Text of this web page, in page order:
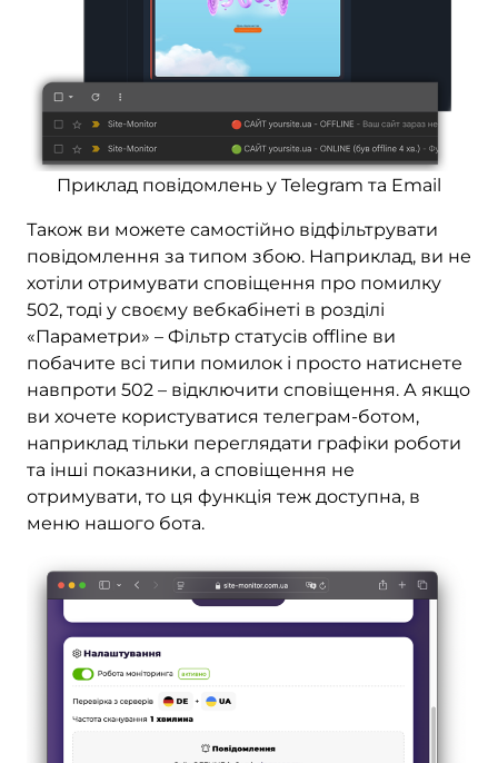
Приклад повідомлень у Telegram та Email
Також ви можете самостійно відфільтрувати
повідомлення за типом збою. Наприклад, ви не
хотіли отримувати сповіщення про помилку
502, тоді у своєму вебкабінеті в розділі
«Параметри» – Фільтр статусів offline ви
побачите всі типи помилок і просто натиснете
навпроти 502 – відключити сповіщення. А якщо
ви хочете користуватися телеграм-ботом,
наприклад тільки переглядати графіки роботи
та інші показники, а сповіщення не
отримувати, то ця функція теж доступна, в
меню нашого бота.